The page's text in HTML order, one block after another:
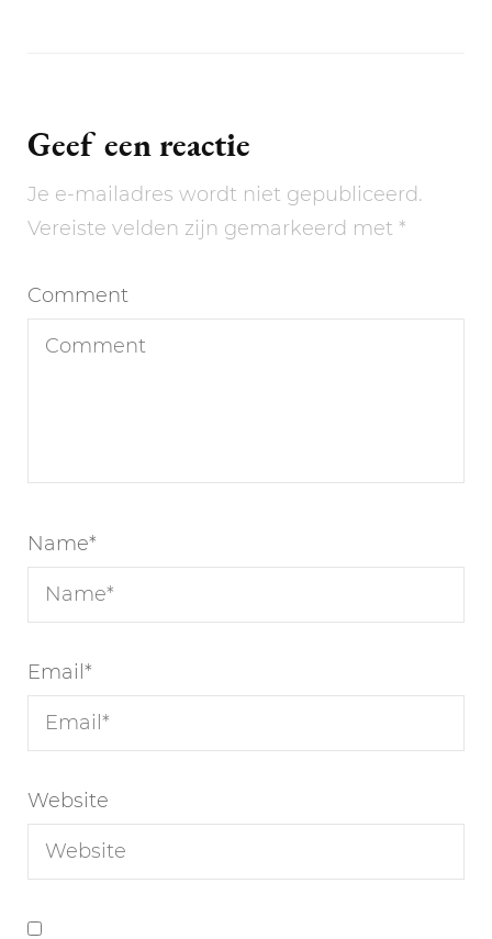
Geef een reactie
Je e-mailadres wordt niet gepubliceerd.
Vereiste velden zijn gemarkeerd met *
Comment
Name*
Email *
Website